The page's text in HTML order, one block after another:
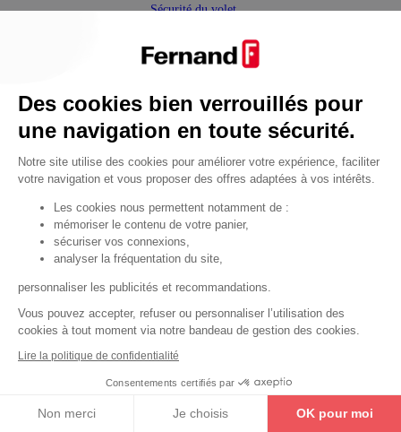
Sécurité du volet
Par fonctionnalité
Cendrier
Par fonctionnalité
Equipements de porte
•Judas de porte
Fermes-portes
•Arrêts de porte
•Butoirs de porte
• Charnières de porte
• Accessoires de fixation
Les astuces
Les équipements de porte
Les équipements pour les personnes
Des cookies bien verrouillés pour
une navigation en toute sécurité.
Notre site utilise des cookies pour améliorer votre expérience, faciliter
votre navigation et vous proposer des offres adaptées à vos intérêts.
Les cookies nous permettent notamment de :
mémoriser le contenu de votre panier,
sécuriser vos connexions,
analyser la fréquentation du site,
personnaliser les publicités et recommandations.
Vous pouvez accepter, refuser ou personnaliser l’utilisation des
cookies à tout moment via notre bandeau de gestion des cookies.
Lire la politique de confidentialité
Consentements certifiés par
Non merci Je choisis OK pour moi